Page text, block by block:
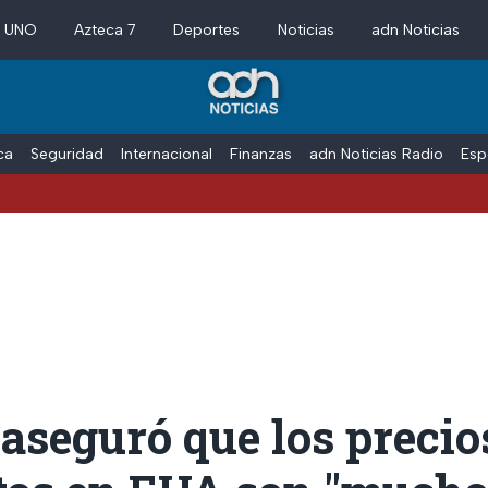
Azteca 7 Deportes Noticias adn Noticias
Seguridad Internacional Finanzas adn Noticias Radio
que los